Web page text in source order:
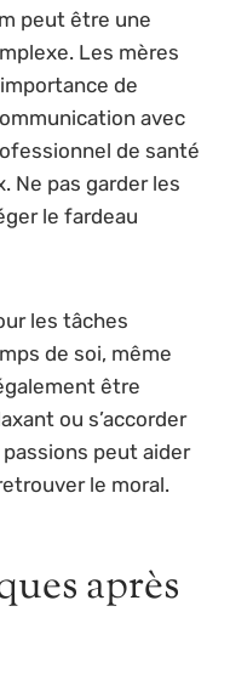
peut être une
Les mères
de
avec
de santé
Ne pas garder les
le fardeau
les tâches
de soi, même
être
ou s’accorder
peut aider
le moral.
après